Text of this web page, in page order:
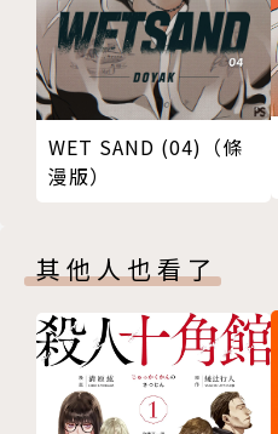
WET SAND (04)（條
漫版）
其他人也看了